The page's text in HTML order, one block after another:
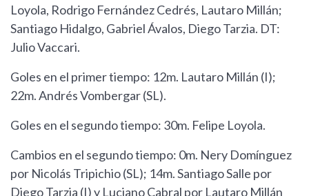
Loyola, Rodrigo Fernández Cedrés, Lautaro Millán;
Santiago Hidalgo, Gabriel Ávalos, Diego Tarzia. DT:
Julio Vaccari.
Goles en el primer tiempo: 12m. Lautaro Millán (I);
22m. Andrés Vombergar (SL).
Goles en el segundo tiempo: 30m. Felipe Loyola.
Cambios en el segundo tiempo: 0m. Nery Domínguez
por Nicolás Tripichio (SL); 14m. Santiago Salle por
Diego Tarzia (I) y Luciano Cabral por Lautaro Millán